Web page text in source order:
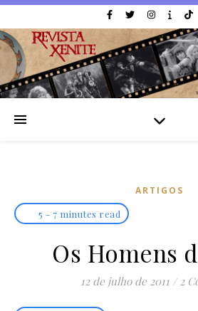
ARTIGOS
5 - 7 minutes read
Os Homens
12 de julho de 2011 / 2